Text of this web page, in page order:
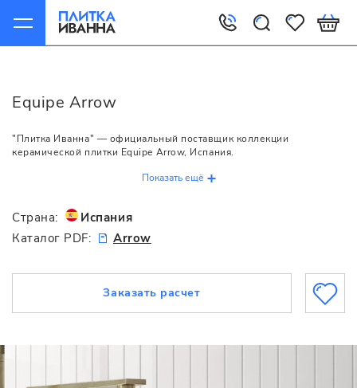
Equipe Arrow
"Плитка Иванна" — официальный поставщик коллекции
керамической плитки Equipe Arrow, Испания.
Показать ещё
Страна:
Испания
Каталог PDF:
Arrow
Заказать расчет